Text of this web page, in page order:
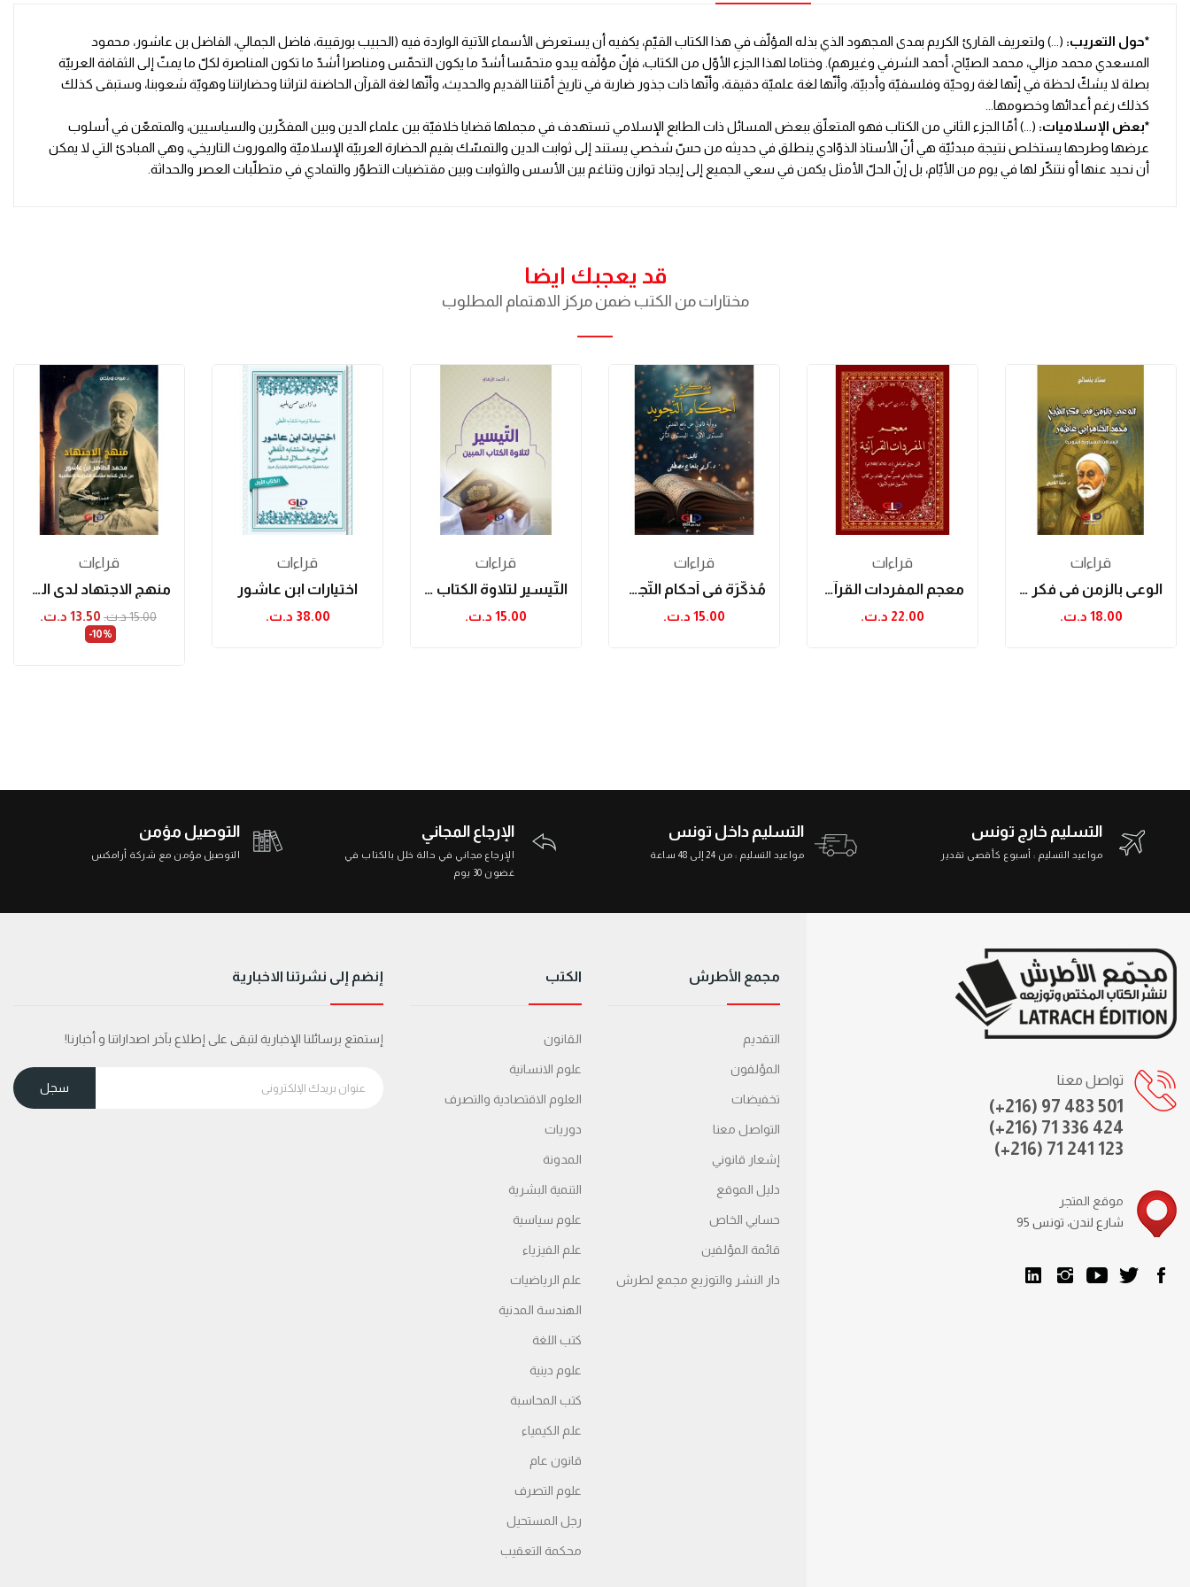
*حول التعريب: (...) ولتعريف القارئ الكريم بمدى المجهود الذي بذله المؤلّف في هذا الكتاب القيّم، يكفيه أن يستعرض الأسماء الآتية الواردة فيه (الحبيب بورقيبة، فاضل الجمالي، الفاضل بن عاشور، محمود
المسعدي محمد مزالي، محمد الصيّاح، أحمد الشرفي وغيرهم). وختاما لهذا الجزء الأوّل من الكتاب، فإنّ مؤلّفه يبدو متحمّسا أشدّ ما يكون التحمّس ومناصرا أشدّ ما تكون المناصرة لكلّ ما يمتّ إلى الثقافة العربيّة
بصلة لا يشكّ لحظة في إنّها لغة روحيّة وفلسفيّة وأدبيّة، وأنّها لغة علميّة دقيقة، وأنّها ذات جذور ضاربة في تاريخ أمّتنا القديم والحديث، وأنّها لغة القرآن الحاضنة لتراثنا وحضاراتنا وهويّة شعوبنا، وستبقى كذلك
كذلك رغم أعدائها وخصومها...
*بعض الإسلاميات: (...) أمّا الجزء الثاني من الكتاب فهو المتعلّق ببعض المسائل ذات الطابع الإسلامي تستهدف في مجملها قضايا خلافيّة بين علماء الدين وبين المفكّرين والسياسيين، والمتمعّن في أسلوب
عرضها وطرحها يستخلص نتيجة مبدئيّة هي أنّ الأستاذ الذوّادي ينطلق في حديثه من حسّ شخصي يستند إلى ثوابت الدين والتمسّك بقيم الحضارة العربيّة الإسلاميّة والموروث التاريخي، وهي المبادئ التي لا يمكن
أن نحيد عنها أو نتنكّر لها في يوم من الأيّام، بل إنّ الحلّ الأمثل يكمن في سعي الجميع إلى إيجاد توازن وتناغم بين الأسس والثوابت وبين مقتضيات التطوّر والتمادي في متطلّبات العصر والحداثة.
قد يعجبك ايضا
مختارات من الكتب ضمن مركز الاهتمام المطلوب
قراءات
منهج الاجتهاد لدى الشيخ محمد الطاهر ابن عاشور...
15.00 د.ت.‏ 13.50 د.ت.‏
‎-10%
قراءات
اختيارات ابن عاشور
38.00 د.ت.‏
قراءات
التّيسير لتلاوة الكتاب المبين
15.00 د.ت.‏
قراءات
مُذكّرَة في أحكام التّجويد
15.00 د.ت.‏
قراءات
معجم المفردات القرآنية
22.00 د.ت.‏
قراءات
الوعي بالزمن في فكر الشيخ محمد الطاهر ابن...
18.00 د.ت.‏
التوصيل مؤمن
التوصيل مؤمن مع شركة أرامكس
الإرجاع المجاني
الإرجاع مجاني في حالة خلل بالكتاب في
غضون 30 يوم
التسليم داخل تونس
مواعيد التسليم : من 24 إلى 48 ساعة
التسليم خارج تونس
مواعيد التسليم : أسبوع كأقصى تقدير
تواصل معنا
(+216) 97 483 501
(+216) 71 336 424
(+216) 71 241 123
موقع المتجر
95 شارع لندن، تونس
مجمع الأطرش
التقديم
المؤلفون
تخفيضات
التواصل معنا
إشعار قانوني
دليل الموقع
حسابي الخاص
قائمة المؤلفين
دار النشر والتوزيع مجمع لطرش
الكتب
القانون
علوم الانسانية
العلوم الاقتصادية والتصرف
دوريات
المدونة
التنمية البشرية
علوم سياسية
علم الفيزياء
علم الرياضيات
الهندسة المدنية
كتب اللغة
علوم دينية
كتب المحاسبة
علم الكيمياء
قانون عام
علوم التصرف
رجل المستحيل
محكمة التعقیب
إنضم إلى نشرتنا الاخبارية
إستمتع برسائلنا الإخبارية لتبقى على إطلاع بآخر اصداراتنا و أخبارنا!